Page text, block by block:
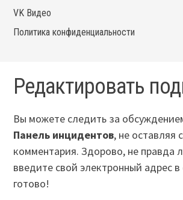
VK Видео
Политика конфиденциальности
Редактировать
Вы можете следить за
Панель инцидентов, не оставляя
комментария. Здорово, не правда
введите свой электронный адрес
готово!